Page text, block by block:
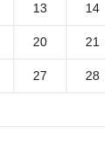
13 14
20 21
27 28